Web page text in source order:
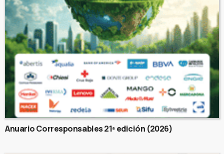
Anuario Corresponsables 21ª edición (2026)